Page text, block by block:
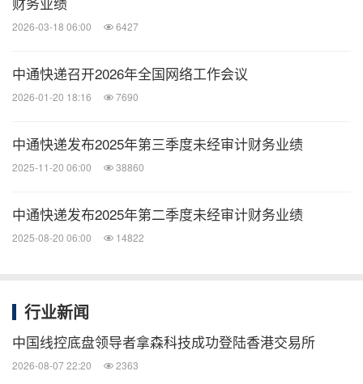
2026-03-18 06:00 6427
中通快递召开2026年全国网络工作会议
2026-01-20 18:16 7690
中通快递发布2025年第三季度未经审计财务业绩
2025-11-20 06:00 38860
中通快递发布2025年第二季度未经审计财务业绩
2025-08-20 06:00 14822
行业新闻
中国线控底盘领导者拿森科技成功登陆香港交易所
2026-08-07 22:20 2363